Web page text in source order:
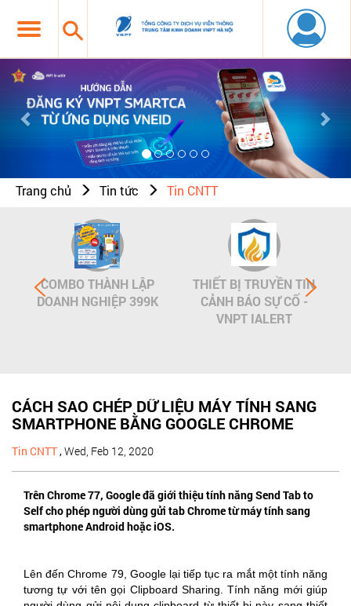
Previous
Trang chủ Tin tức Tin CNTT
COMBO THÀNH LẬP
DOANH NGHIỆP 399K
THIẾT BỊ TRUYỀN TIN
CẢNH BÁO SỰ CỐ -
VNPT IALERT
CÁCH SAO CHÉP DỮ LIỆU MÁY TÍNH SANG
SMARTPHONE BẰNG GOOGLE CHROME
Tin CNTT,Wed, Feb 12, 2020
Trên Chrome 77, Google đã giới thiệu tính năng Send Tab to
Self cho phép người dùng gửi tab Chrome từ máy tính sang
smartphone Android hoặc iOS.
Lên đến Chrome 79, Google lại tiếp tục ra mắt một tính năng
tương tự với tên gọi Clipboard Sharing. Tính năng mới giúp